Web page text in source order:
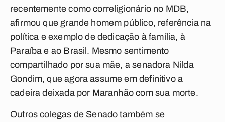
recentemente como correligionário no MDB,
afirmou que grande homem público, referência na
política e exemplo de dedicação à família, à
Paraíba e ao Brasil. Mesmo sentimento
compartilhado por sua mãe, a senadora Nilda
Gondim, que agora assume em definitivo a
cadeira deixada por Maranhão com sua morte.
Outros colegas de Senado também se